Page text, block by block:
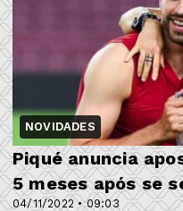
NOVIDADES
04/11/2022 • 09:03
Piqué anuncia
5 meses após se